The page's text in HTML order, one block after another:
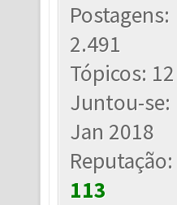
Postagens:
2.491
Tópicos: 12
Juntou-se:
Jan 2018
Reputação:
113